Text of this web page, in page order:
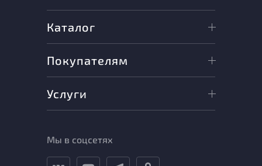
Каталог
Покупателям
Услуги
Мы в соцсетях